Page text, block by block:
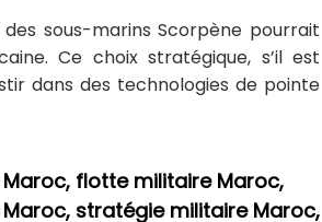
sous-marins Scorpène pourrait
Ce choix stratégique, s’il est
dans des technologies de pointe
flotte militaire Maroc,
stratégie militaire Maroc,